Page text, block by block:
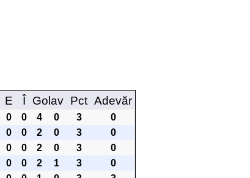
E Î Golav Pct Adevăr
0 0 4 0 3
0
0 0 2 0 3
0
0 0 2 0 3
0
0 0 2 1 3
0